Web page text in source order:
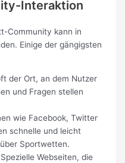
Interaktion
Community kann in
Einige der gängigsten
der Ort, an dem Nutzer
und Fragen stellen
wie Facebook, Twitter
schnelle und leicht
Sportwetten.
Spezielle Webseiten, die